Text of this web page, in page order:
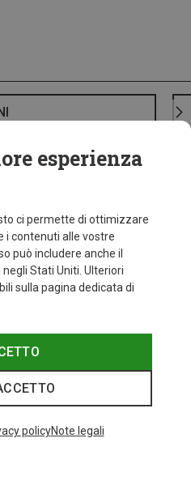
esperienza
ci permette di ottimizzare
i contenuti alle vostre
può includere anche il
Stati Uniti. Ulteriori
sulla pagina dedicata di
policyNote legali